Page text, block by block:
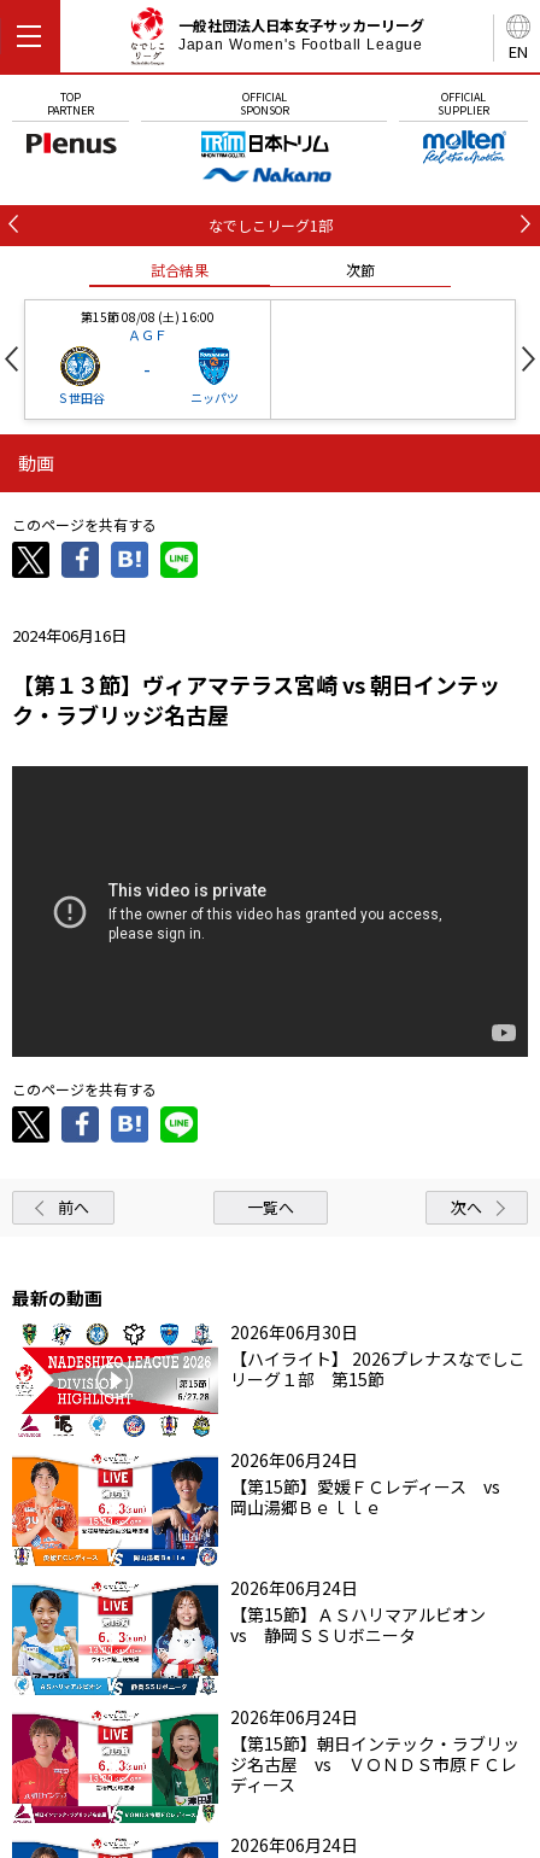
EN
一般社団法人日本女子サッカーリーグ
Japan Women's Football League
TOP
PARTNER
OFFICIAL
SPONSOR
OFFICIAL
SUPPLIER
なでしこリーグ1部
試合結果 次節
第15節 08/08 (土) 16:00
ＡＧＦ
Ｓ世田谷
-
ニッパツ
ニッパツ
ニッパツ
-
石人の星
動画
このページを共有する
2024年06月16日
【第１３節】ヴィアマテラス宮崎 vs 朝日インテッ
ク・ラブリッジ名古屋
このページを共有する
前へ 一覧へ 次へ
最新の動画
2026年06月30日
【ハイライト】 2026プレナスなでしこ
リーグ１部 第15節
2026年06月24日
【第15節】愛媛ＦＣレディース vs
岡山湯郷Ｂｅｌｌｅ
2026年06月24日
【第15節】ＡＳハリマアルビオン
vs 静岡ＳＳＵボニータ
2026年06月24日
【第15節】朝日インテック・ラブリッ
ジ名古屋 vs ＶＯＮＤＳ市原ＦＣレ
ディース
2026年06月24日